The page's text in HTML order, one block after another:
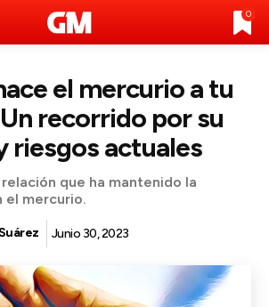
0
el mercurio a tu
recorrido por su
riesgos actuales
que ha mantenido la
el mercurio.
Junio 30, 2023